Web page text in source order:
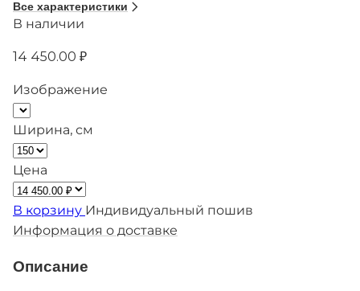
Все характеристики
В наличии
14 450.00 ₽
Изображение
Ширина, см
Цена
В корзину Индивидуальный пошив
Информация о доставке
Описание